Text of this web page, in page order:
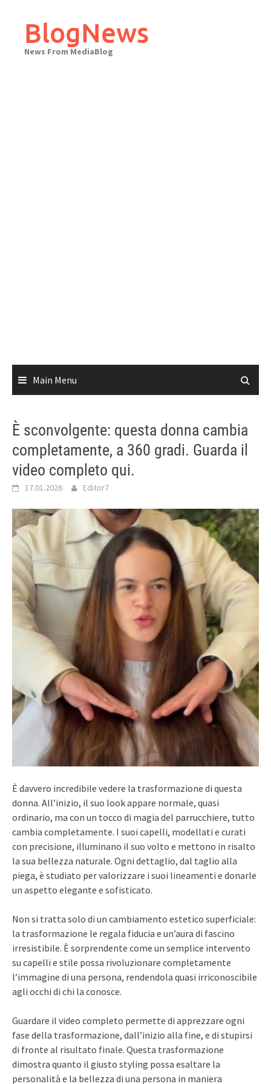
contentBlogNews
News From MediaBlog
Main Menu
È sconvolgente: questa donna cambia
completamente, a 360 gradi. Guarda il
video completo qui.
17.01.2026 Editor7
È davvero incredibile vedere la trasformazione di questa
donna. All’inizio, il suo look appare normale, quasi
ordinario, ma con un tocco di magia del parrucchiere, tutto
cambia completamente. I suoi capelli, modellati e curati
con precisione, illuminano il suo volto e mettono in risalto
la sua bellezza naturale. Ogni dettaglio, dal taglio alla
piega, è studiato per valorizzare i suoi lineamenti e donarle
un aspetto elegante e sofisticato.
Non si tratta solo di un cambiamento estetico superficiale:
la trasformazione le regala fiducia e un’aura di fascino
irresistibile. È sorprendente come un semplice intervento
su capelli e stile possa rivoluzionare completamente
l’immagine di una persona, rendendola quasi irriconoscibile
agli occhi di chi la conosce.
Guardare il video completo permette di apprezzare ogni
fase della trasformazione, dall’inizio alla fine, e di stupirsi
di fronte al risultato finale. Questa trasformazione
dimostra quanto il giusto styling possa esaltare la
personalità e la bellezza di una persona in maniera